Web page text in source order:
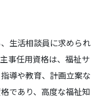
生活相談員に求められ
事任用資格は、福祉サ
導や教育、計画立案な
であり、高度な福祉知